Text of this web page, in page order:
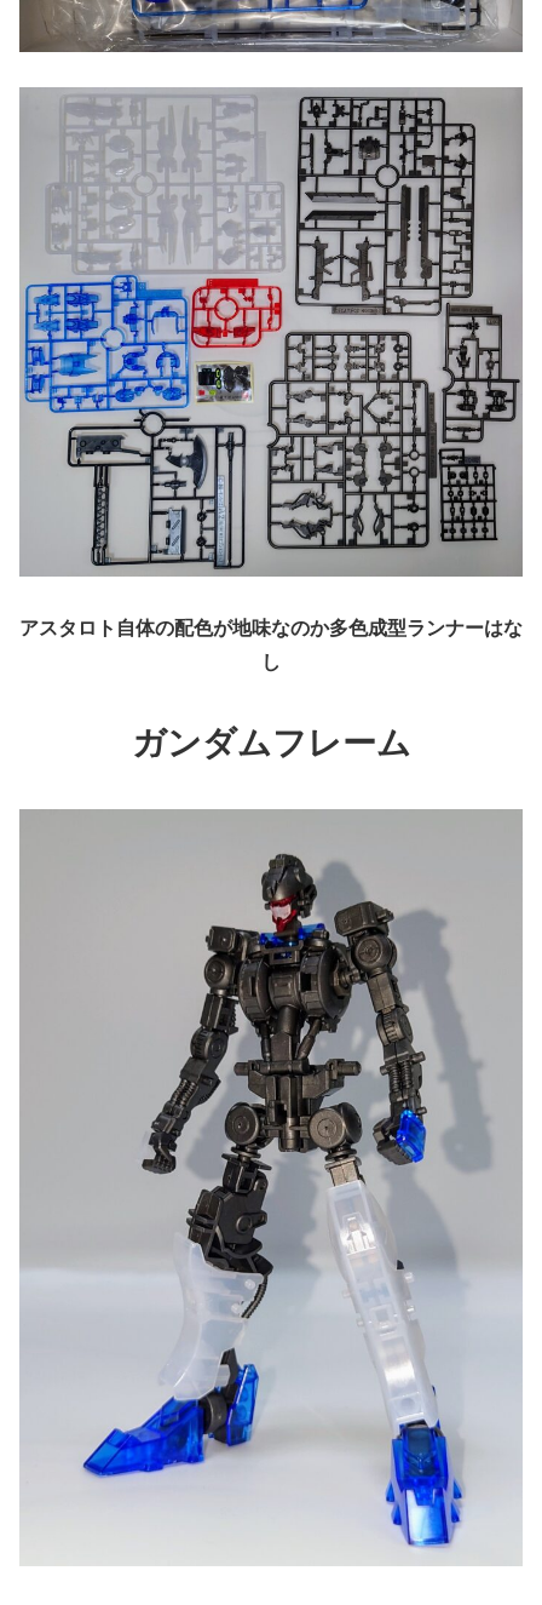
アスタロト自体の配色が地味なのか多色成型ランナーはな
し
ガンダムフレーム